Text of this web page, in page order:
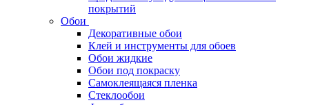
покрытий
Обои
Декоративные обои
Клей и инструменты для обоев
Обои жидкие
Обои под покраску
Самоклеящаяся пленка
Стеклообои